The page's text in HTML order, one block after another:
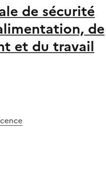
de sécurité
de
et du travail